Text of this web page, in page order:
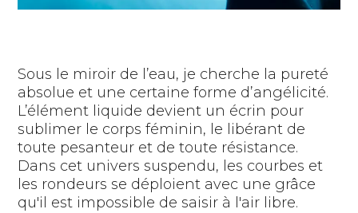
Sous le miroir de l’eau, je cherche la pureté
absolue et une certaine forme d’angélicité.
L’élément liquide devient un écrin pour
sublimer le corps féminin, le libérant de
toute pesanteur et de toute résistance.
Dans cet univers suspendu, les courbes et
les rondeurs se déploient avec une grâce
qu'il est impossible de saisir à l'air libre.